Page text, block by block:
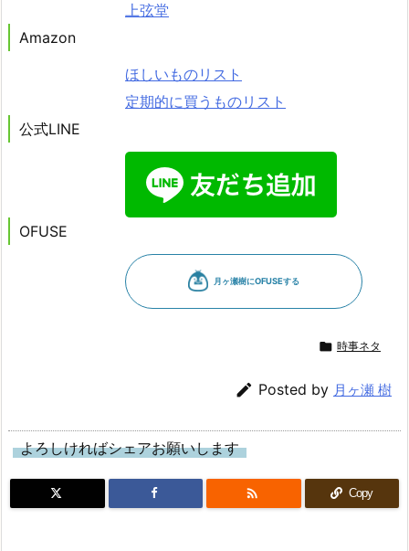
上弦堂
Amazon
ほしいものリスト
定期的に買うものリスト
公式LINE
OFUSE
 時事ネタ
 Posted by 月ヶ瀬 樹
よろしければシェアお願いします
 Copy